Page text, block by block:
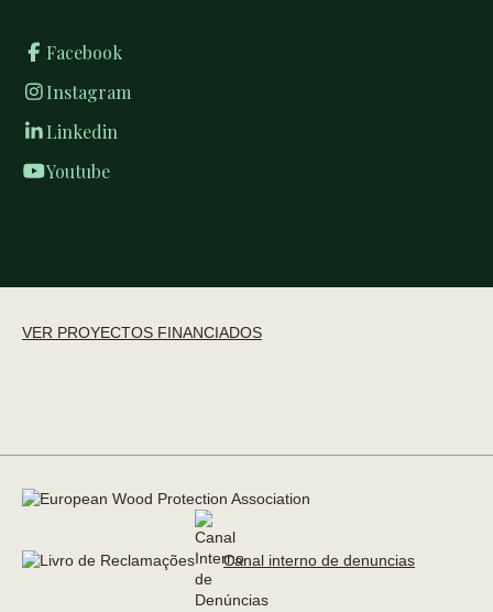
Facebook
Instagram
Linkedin
Youtube
VER PROYECTOS FINANCIADOS
Canal interno de denuncias